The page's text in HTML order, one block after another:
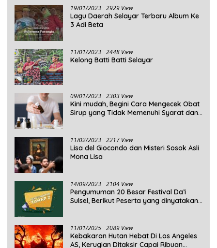
19/01/2023 2929 View
Lagu Daerah Selayar Terbaru Album Ke
3 Adi Beta
11/01/2023 2448 View
Kelong Batti Batti Selayar
09/01/2023 2303 View
Kini mudah, Begini Cara Mengecek Obat
Sirup yang Tidak Memenuhi Syarat dan
11/02/2023 2217 View
Lisa del Giocondo dan Misteri Sosok Asli
Mona Lisa
14/09/2023 2104 View
Pengumuman 20 Besar Festival Da’i
Sulsel, Berikut Peserta yang dinyatakan
11/01/2025 2089 View
Kebakaran Hutan Hebat Di Los Angeles
AS, Kerugian Ditaksir Capai Ribuan